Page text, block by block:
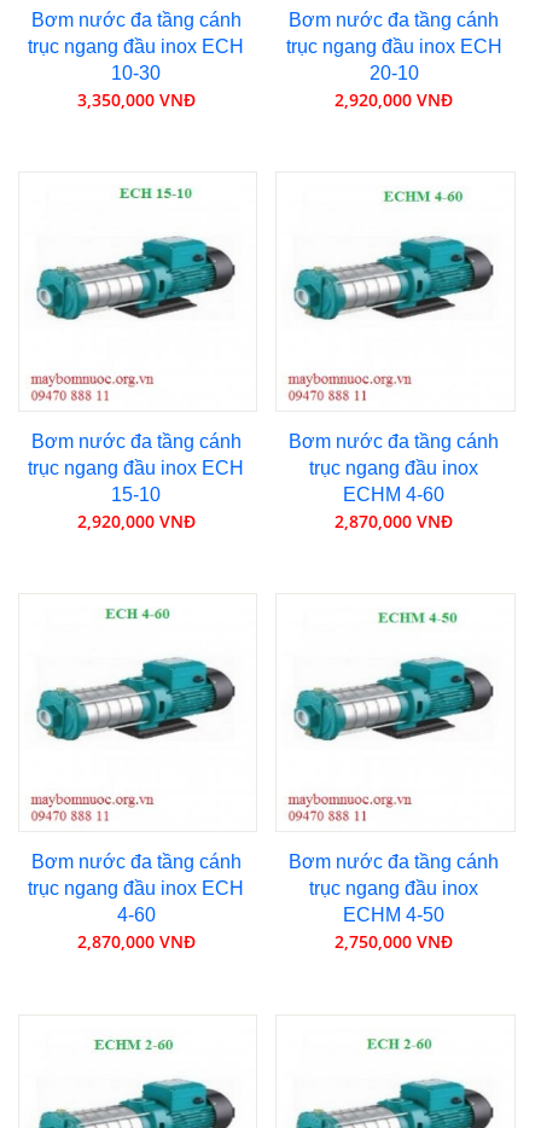
Bơm nước đa tầng cánh
trục ngang đầu inox ECH
10-30
3,350,000 VNĐ
Bơm nước đa tầng cánh
trục ngang đầu inox ECH
20-10
2,920,000 VNĐ
Bơm nước đa tầng cánh
trục ngang đầu inox ECH
15-10
2,920,000 VNĐ
Bơm nước đa tầng cánh
trục ngang đầu inox
ECHM 4-60
2,870,000 VNĐ
Bơm nước đa tầng cánh
trục ngang đầu inox ECH
4-60
2,870,000 VNĐ
Bơm nước đa tầng cánh
trục ngang đầu inox
ECHM 4-50
2,750,000 VNĐ